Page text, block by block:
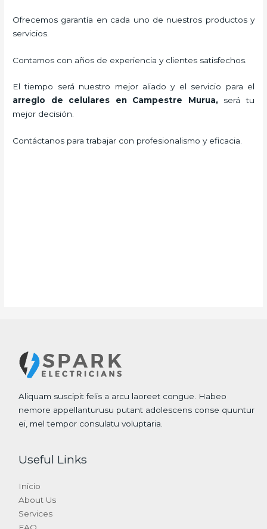
Ofrecemos garantía en cada uno de nuestros productos y
servicios.
Contamos con años de experiencia y clientes satisfechos.
El tiempo será nuestro mejor aliado y el servicio para el
arreglo de celulares en Campestre Murua, será tu
mejor decisión.
Contáctanos para trabajar con profesionalismo y eficacia.
Aliquam suscipit felis a arcu laoreet congue. Habeo
nemore appellanturusu putant adolescens conse quuntur
ei, mel tempor consulatu voluptaria.
Useful Links
Inicio
About Us
Services
FAQ